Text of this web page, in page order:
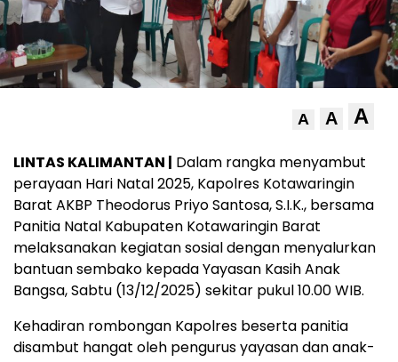
A A A
LINTAS KALIMANTAN | Dalam rangka menyambut
perayaan Hari Natal 2025, Kapolres Kotawaringin
Barat AKBP Theodorus Priyo Santosa, S.I.K., bersama
Panitia Natal Kabupaten Kotawaringin Barat
melaksanakan kegiatan sosial dengan menyalurkan
bantuan sembako kepada Yayasan Kasih Anak
Bangsa, Sabtu (13/12/2025) sekitar pukul 10.00 WIB.
Kehadiran rombongan Kapolres beserta panitia
disambut hangat oleh pengurus yayasan dan anak-